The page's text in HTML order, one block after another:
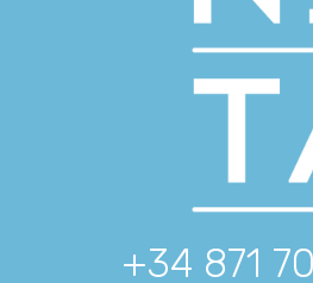
+34 871